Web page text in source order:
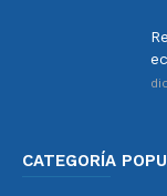
CATEGORÍA